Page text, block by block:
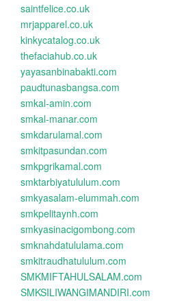
saintfelice.co.uk
mrjapparel.co.uk
kinkycatalog.co.uk
thefaciahub.co.uk
yayasanbinabakti.com
paudtunasbangsa.com
smkal-amin.com
smkal-manar.com
smkdarulamal.com
smkitpasundan.com
smkpgrikamal.com
smktarbiyatululum.com
smkyasalam-elummah.com
smkpelitaynh.com
smkyasinacigombong.com
smknahdatululama.com
smkitraudhatululum.com
SMKMIFTAHULSALAM.com
SMKSILIWANGIMANDIRI.com